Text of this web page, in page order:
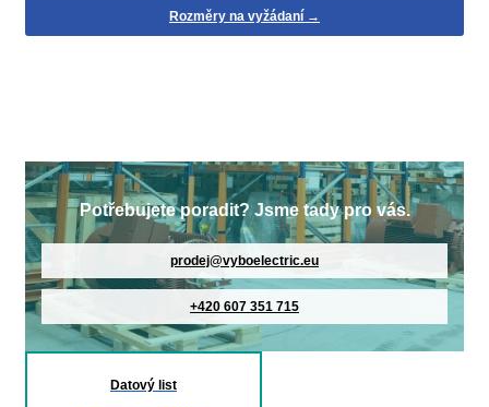
Rozměry na vyžádaní →
Potřebujete poradit? Jsme tady pro vás.
prodej@vyboelectric.eu
+420 607 351 715
Datový list